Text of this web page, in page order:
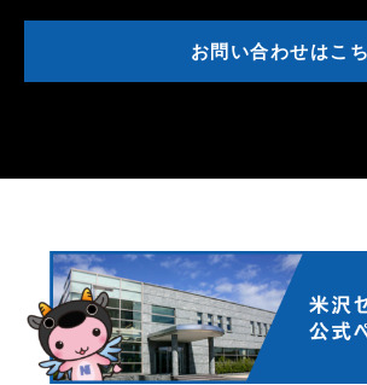
お問い合わせはこ